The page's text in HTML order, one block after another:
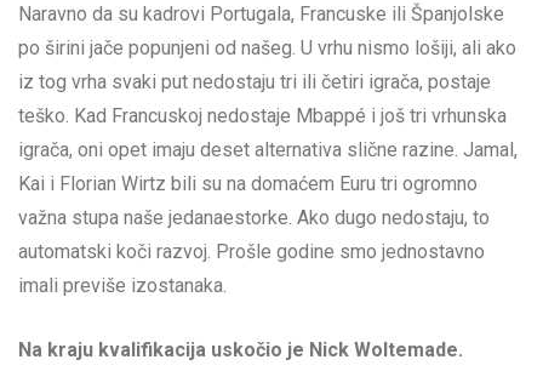
Naravno da su kadrovi Portugala, Francuske ili Španjolske
po širini jače popunjeni od našeg. U vrhu nismo lošiji, ali ako
iz tog vrha svaki put nedostaju tri ili četiri igrača, postaje
teško. Kad Francuskoj nedostaje Mbappé i još tri vrhunska
igrača, oni opet imaju deset alternativa slične razine. Jamal,
Kai i Florian Wirtz bili su na domaćem Euru tri ogromno
važna stupa naše jedanaestorke. Ako dugo nedostaju, to
automatski koči razvoj. Prošle godine smo jednostavno
imali previše izostanaka.
Na kraju kvalifikacija uskočio je Nick Woltemade.